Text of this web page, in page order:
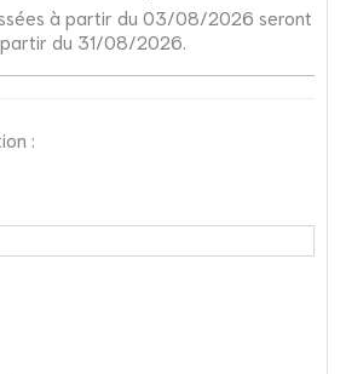
à partir du 03/08/2026 seront
du 31/08/2026.
: